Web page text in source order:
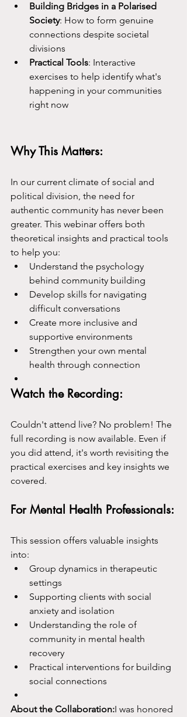
Building Bridges in a Polarised
Society: How to form genuine
connections despite societal
divisions
Practical Tools: Interactive
exercises to help identify what's
happening in your communities
right now
Why This Matters:
In our current climate of social and
political division, the need for
authentic community has never been
greater. This webinar offers both
theoretical insights and practical tools
to help you:
Understand the psychology
behind community building
Develop skills for navigating
difficult conversations
Create more inclusive and
supportive environments
Strengthen your own mental
health through connection
Watch the Recording:
Couldn't attend live? No problem! The
full recording is now available. Even if
you did attend, it's worth revisiting the
practical exercises and key insights we
covered.
For Mental Health Professionals:
This session offers valuable insights
into:
Group dynamics in therapeutic
settings
Supporting clients with social
anxiety and isolation
Understanding the role of
community in mental health
recovery
Practical interventions for building
social connections
About the Collaboration:I was honored